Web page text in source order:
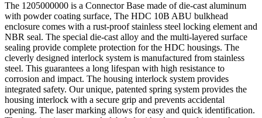
The 1205000000 is a Connector Base made of die-cast aluminum
with powder coating surface, The HDC 10B ABU bulkhead
enclosure comes with a rust-proof stainless steel locking element and
NBR seal. The special die-cast alloy and the multi-layered surface
sealing provide complete protection for the HDC housings. The
cleverly designed interlock system is manufactured from stainless
steel. This guarantees a long lifespan with high resistance to
corrosion and impact. The housing interlock system provides
integrated safety. Our unique, patented spring system provides the
housing interlock with a secure grip and prevents accidental
opening. The laser marking allows for easy and quick identification.